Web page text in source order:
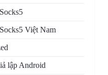
Việt Nam
lập Android